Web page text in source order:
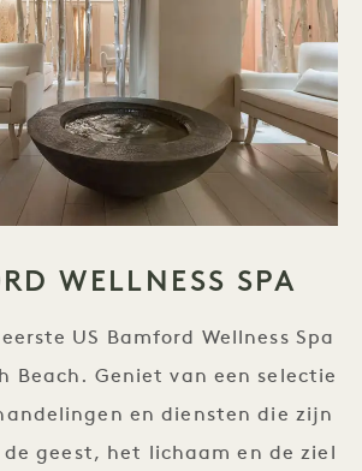
WELLNESS SPA
US Bamford Wellness Spa
Beach. Geniet van een selectie
en diensten die zijn
geest, het lichaam en de ziel